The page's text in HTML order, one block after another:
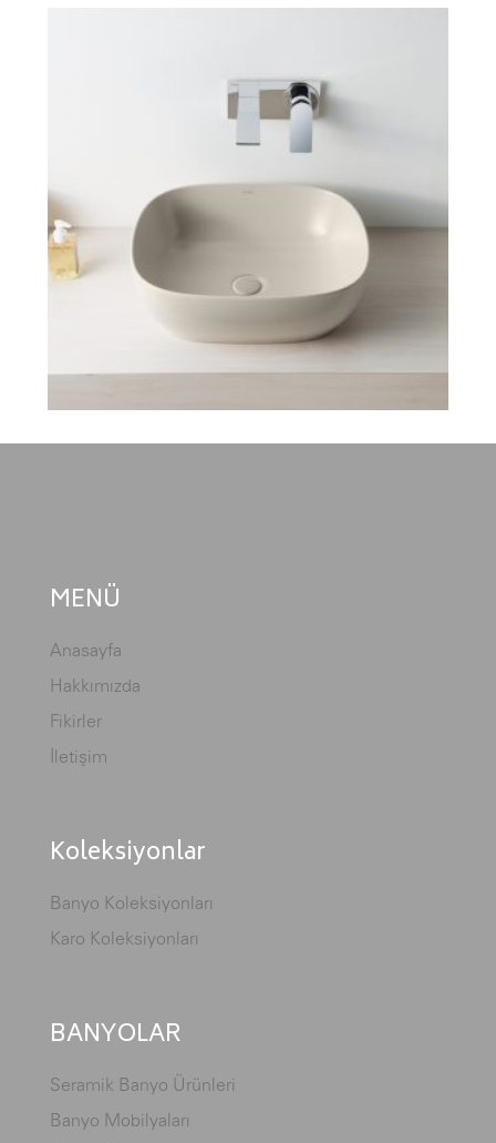
MENÜ
Anasayfa
Hakkımızda
Fikirler
İletişim
Koleksiyonlar
Banyo Koleksiyonları
Karo Koleksiyonları
BANYOLAR
Seramik Banyo Ürünleri
Banyo Mobilyaları